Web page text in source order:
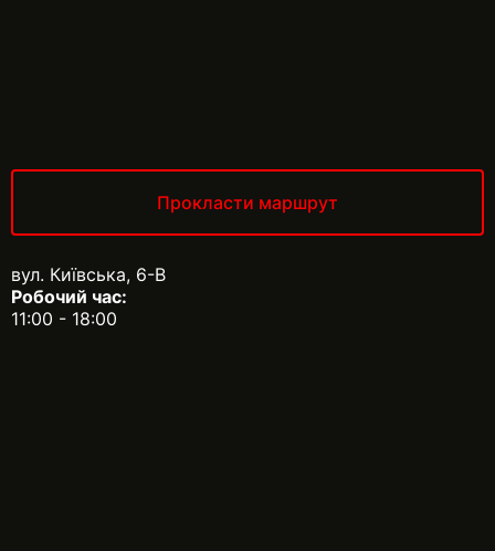
Прокласти маршрут
вул. Київська, 6-В
Робочий час:
11:00 - 18:00